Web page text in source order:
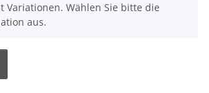
Variationen. Wählen Sie bitte die
aus.